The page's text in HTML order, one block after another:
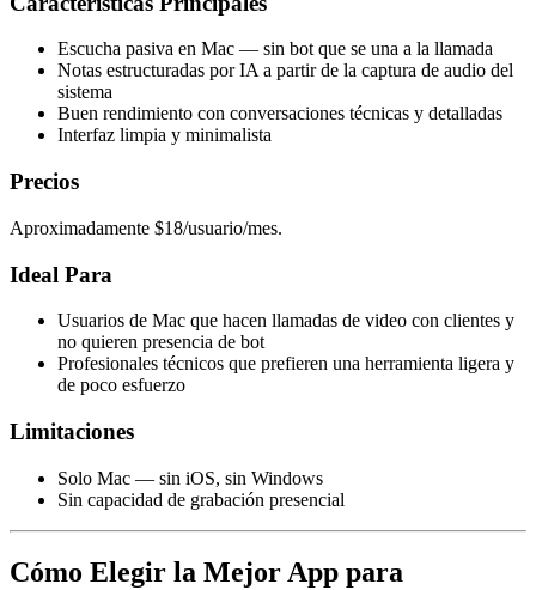
Escucha pasiva en Mac — sin bot que se una a la llamada
Notas estructuradas por IA a partir de la captura de audio del
sistema
Buen rendimiento con conversaciones técnicas y detalladas
Interfaz limpia y minimalista
Precios
Aproximadamente $18/usuario/mes.
Ideal Para
Usuarios de Mac que hacen llamadas de video con clientes y
no quieren presencia de bot
Profesionales técnicos que prefieren una herramienta ligera y
de poco esfuerzo
Limitaciones
Solo Mac — sin iOS, sin Windows
Sin capacidad de grabación presencial
Cómo Elegir la Mejor App para